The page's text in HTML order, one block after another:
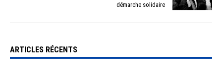
démarche solidaire
ARTICLES RÉCENTS